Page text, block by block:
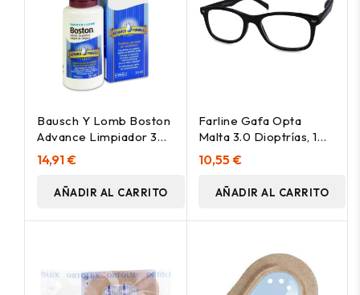
Bausch Y Lomb Boston
Advance Limpiador 30
Ml
14,91 €
AÑADIR AL CARRITO
Farline Gafa Opta
Malta 3.0 Dioptrías, 1
Unidad
10,55 €
AÑADIR AL CARRITO